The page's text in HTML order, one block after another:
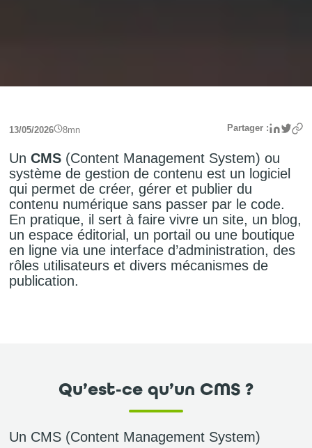
13/05/2026 8mn Partager :
Un CMS (Content Management System) ou
système de gestion de contenu est un logiciel
qui permet de créer, gérer et publier du
contenu numérique sans passer par le code.
En pratique, il sert à faire vivre un site, un blog,
un espace éditorial, un portail ou une boutique
en ligne via une interface d’administration, des
rôles utilisateurs et divers mécanismes de
publication.
Qu’est‑ce qu’un CMS ?
Un CMS (Content Management System)